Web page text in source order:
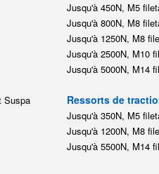
Suspa
Jusqu'à 450N, M5
Jusqu'à 800N, M8
Jusqu'à 1250N, M8
Jusqu'à 2500N, M10
Jusqu'à 5000N, M14
Ressorts de
Jusqu'à 350N, M5
Jusqu'à 1200N, M8
Jusqu'à 5500N, M14